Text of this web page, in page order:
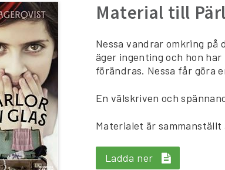
Material till
Nessa vandrar omkring på
äger ingenting och hon
förändras. Nessa får göra
En välskriven och
Materialet är sammanställt
Ladda ner